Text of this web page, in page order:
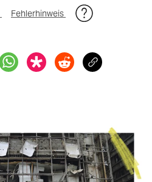
Fehlerhinweis